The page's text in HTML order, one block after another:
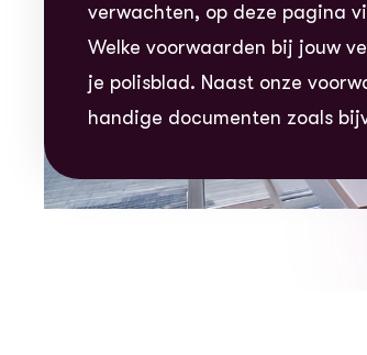
verwachten, op deze pagina
Welke voorwaarden bij jouw
je polisblad. Naast onze
handige documenten zoals